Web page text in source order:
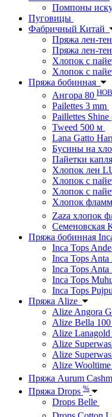
Помпоны
Пуговицы
Фабричный Китай
Пряжа лен-
Пряжа лен-
Хлопок с
Хлопок с
Пряжа бобинная
Ангора 80
Pailettes 3 mm
Paillettes
Tweed 500 м
Lana Gatto
Бусины на
Пайетки
Хлопок лен
Хлопок с
Хлопок с
Хлопок
Zaza хлопок
Семеновская
Пряжа бобинная
Inca Tops
Inca Tops Anta
Inca Tops Anta
Inca Tops
Inca Tops
Пряжа Alize
Alize Angora
Alize Bella 100
Alize Lanagold
Alize
Alize
Alize Wooltime
Пряжа Aurum
Пряжа Drops %
Drops Belle